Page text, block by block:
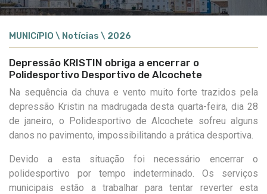
MUNICíPIO \ Notícias \ 2026
Depressão KRISTIN obriga a encerrar o
Polidesportivo Desportivo de Alcochete
Na sequência da chuva e vento muito forte trazidos pela
depressão Kristin na madrugada desta quarta-feira, dia 28
de janeiro, o Polidesportivo de Alcochete sofreu alguns
danos no pavimento, impossibilitando a prática desportiva.
Devido a esta situação foi necessário encerrar o
polidesportivo por tempo indeterminado. Os serviços
municipais estão a trabalhar para tentar reverter esta